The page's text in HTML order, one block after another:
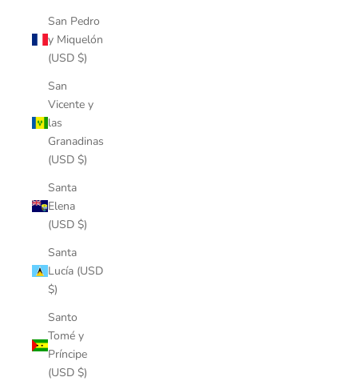
San Pedro
y Miquelón
(USD $)
San
Vicente y
las
Granadinas
(USD $)
Santa
Elena
(USD $)
Santa
Lucía (USD
$)
Santo
Tomé y
Príncipe
(USD $)